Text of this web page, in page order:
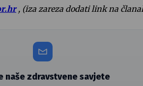
, (iza zareza dodati link na
naše zdravstvene savjete